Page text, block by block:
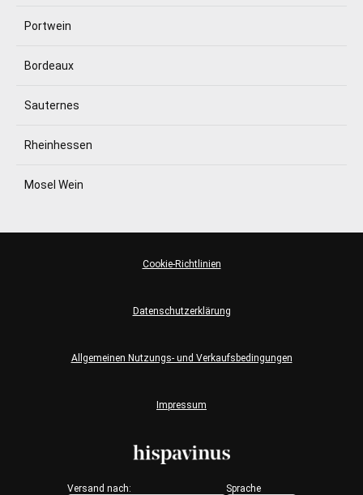
Portwein
Bordeaux
Sauternes
Rheinhessen
Mosel Wein
Versand nach: Sprache
Impressum
Allgemeinen Nutzungs- und Verkaufsbedingungen
Datenschutzerklärung
Cookie-Richtlinien